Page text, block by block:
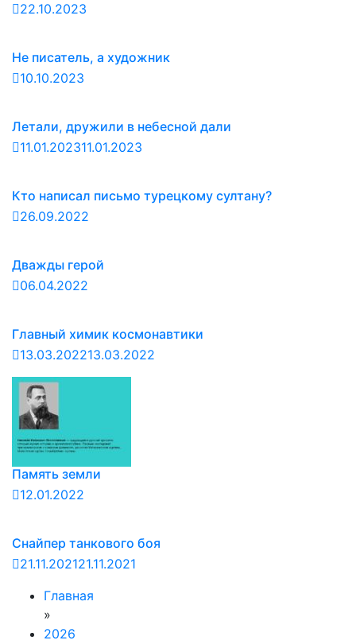
22.10.2023
Не писатель, а художник
10.10.2023
Летали, дружили в небесной дали
11.01.202311.01.2023
Кто написал письмо турецкому султану?
26.09.2022
Дважды герой
06.04.2022
Главный химик космонавтики
13.03.202213.03.2022
Память земли
12.01.2022
Снайпер танкового боя
21.11.202121.11.2021
Главная
»
2026